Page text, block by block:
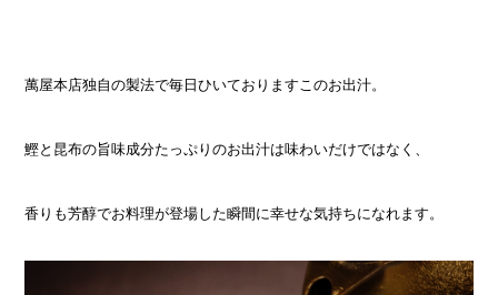
萬屋本店独自の製法で毎日ひいておりますこのお出汁。
鰹と昆布の旨味成分たっぷりのお出汁は味わいだけではなく、
香りも芳醇でお料理が登場した瞬間に幸せな気持ちになれます。